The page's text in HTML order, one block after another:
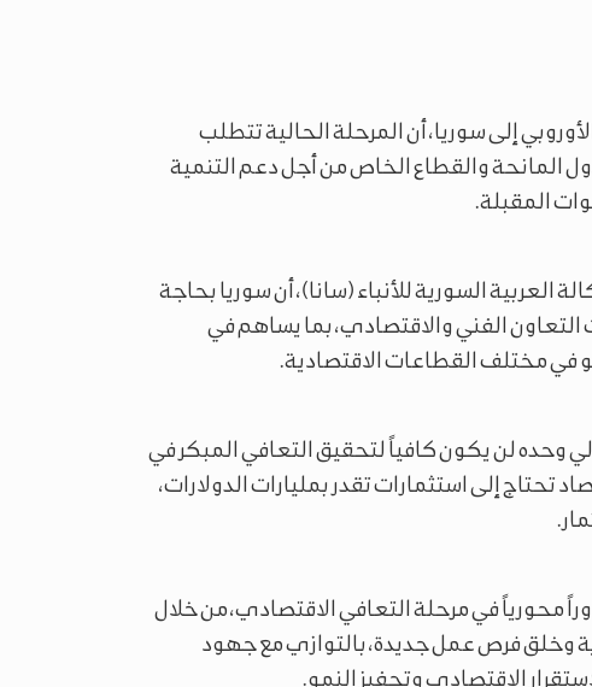
إلى سوريا، أن المرحلة الحالية تتطلب
المانحة والقطاع الخاص من أجل دعم التنمية
المقبلة.
السورية للأنباء (سانا)، أن سوريا بحاجة
التعاون الفني والاقتصادي، بما يساهم في
في مختلف القطاعات الاقتصادية.
وحده لن يكون كافياً لتحقيق التعافي المبكر في
تحتاج إلى استثمارات تقدر بمليارات الدولارات،
محورياً في مرحلة التعافي الاقتصادي، من خلال
وخلق فرص عمل جديدة، بالتوازي مع جهود
الاقتصادي وتحفيز النمو.